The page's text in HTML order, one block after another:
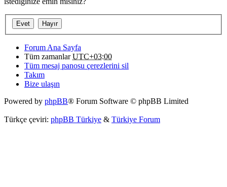
Forum Ana Sayfa
Tüm zamanlarUTC+03:00
Tüm mesaj panosu çerezlerini sil
Takım
Bize ulaşın
Powered by phpBB® Forum Software © phpBB Limited
Türkçe çeviri: phpBB Türkiye & Türkiye Forum